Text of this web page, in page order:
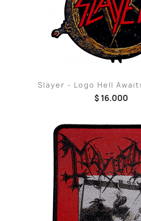
Slayer - Logo Hell
$ 16.000